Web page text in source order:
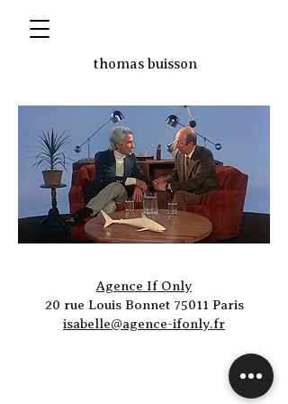
thomas buisson
Agence If Only
20 rue Louis Bonnet 75011 Paris
isabelle@agence-ifonly.fr